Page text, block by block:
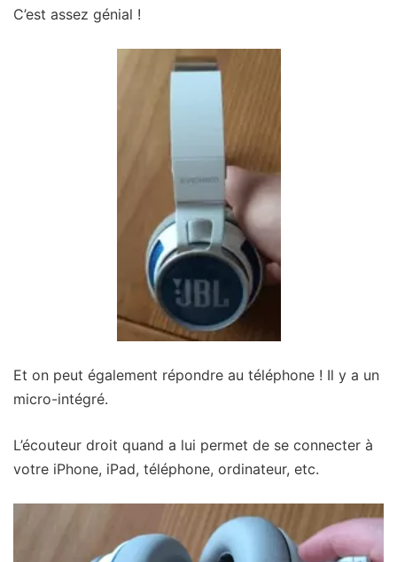
C’est assez génial !
Et on peut également répondre au téléphone ! Il y a un
micro-intégré.
L’écouteur droit quand a lui permet de se connecter à
votre iPhone, iPad, téléphone, ordinateur, etc.